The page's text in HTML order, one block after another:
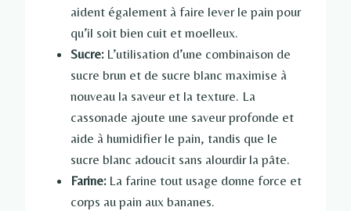
aident également à faire lever le pain pour
qu’il soit bien cuit et moelleux.
Sucre:L’utilisation d’une combinaison de
sucre brun et de sucre blanc maximise à
nouveau la saveur et la texture. La
cassonade ajoute une saveur profonde et
aide à humidifier le pain, tandis que le
sucre blanc adoucit sans alourdir la pâte.
Farine:La farine tout usage donne force et
corps au pain aux bananes.